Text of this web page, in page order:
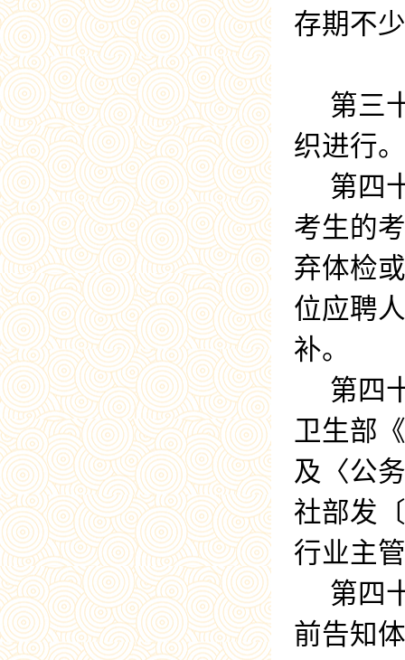
存期不
第三
织进行。
第四
考生的
弃体检
位应聘
补。
第四
卫生部
及〈公
社部发〔
行业主
第四
前告知